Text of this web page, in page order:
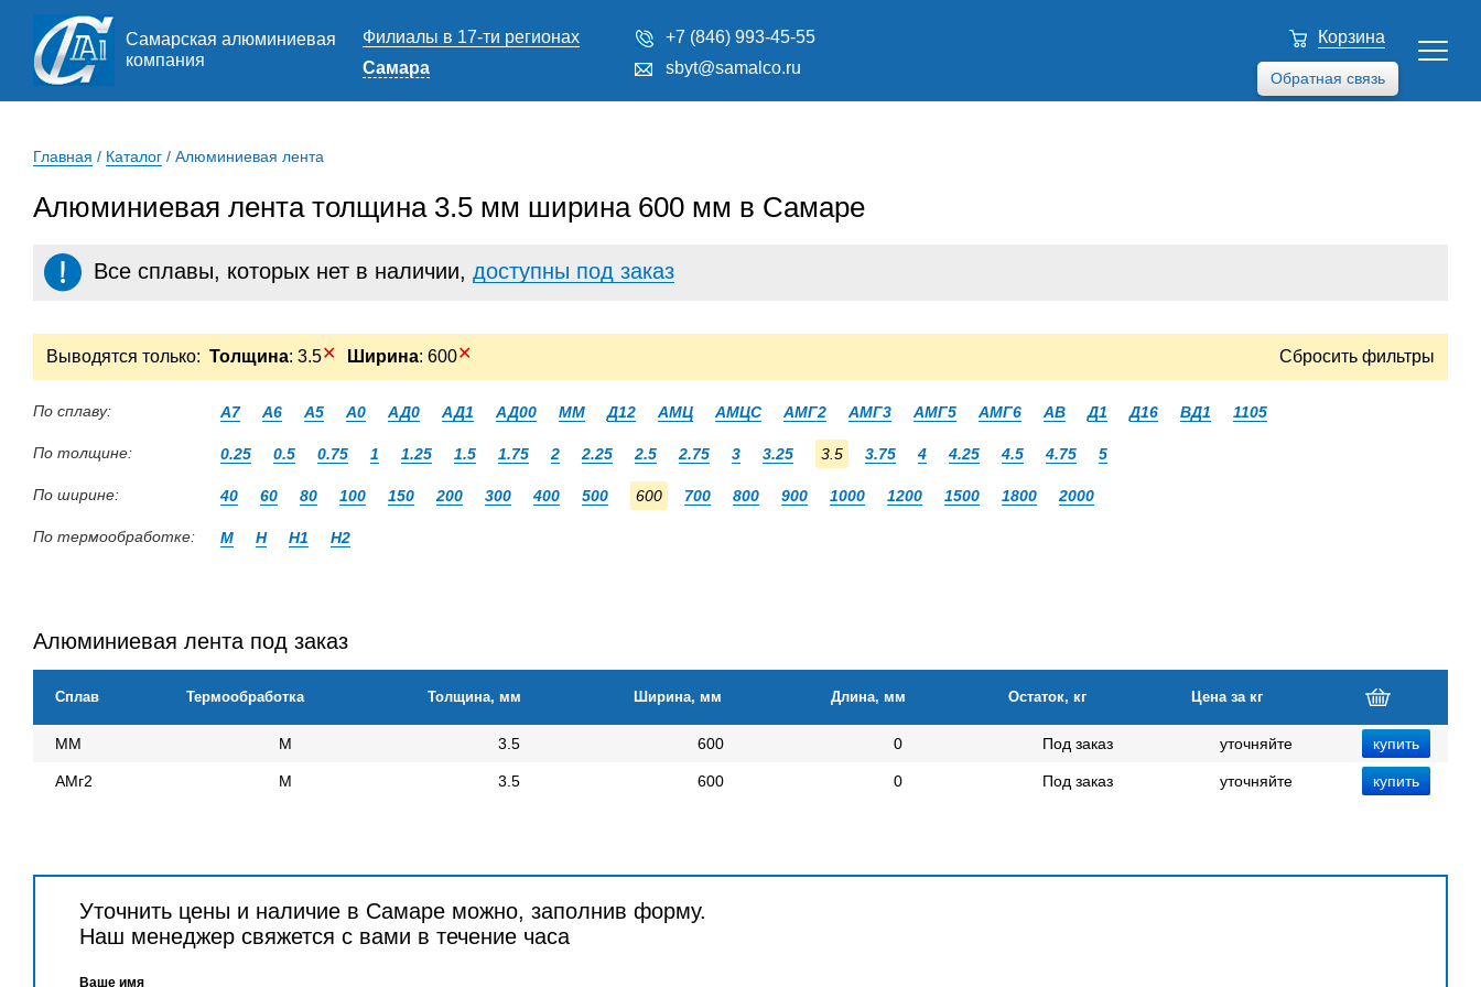
Самарская алюминиевая
компания
Филиалы в 17-ти регионах
Самара
+7 (846) 993-45-55
sbyt@samalco.ru
Обратная связь
Корзина
Главная / Каталог / Алюминиевая лента
Алюминиевая лента толщина 3.5 мм ширина 600 мм в Самаре
Все сплавы, которых нет в наличии, доступны под заказ
Выводятся только: Толщина: 3.5✕ Ширина: 600✕ Сбросить фильтры
По сплаву: А7 А6 А5 А0 АД0 АД1 АД00 ММ Д12 АМЦ АМЦС АМГ2 АМГ3 АМГ5 АМГ6 АВ Д1 Д16 ВД1 1105
По толщине: 0.25 0.5 0.75 1 1.25 1.5 1.75 2 2.25 2.5 2.75 3 3.25 3.5 3.75 4 4.25 4.5 4.75 5
По ширине: 40 60 80 100 150 200 300 400 500 600 700 800 900 1000 1200 1500 1800 2000
По термообработке: М Н Н1 Н2
Алюминиевая лента под заказ
Сплав Термообработка Толщина, мм Ширина, мм Длина, мм Остаток, кг Цена за кг
ММ М 3.5 600 0 Под заказ уточняйте
АМг2 М 3.5 600 0 Под заказ уточняйте
Уточнить цены и наличие в Самаре можно, заполнив форму.
Наш менеджер свяжется с вами в течение часа
Ваше имя